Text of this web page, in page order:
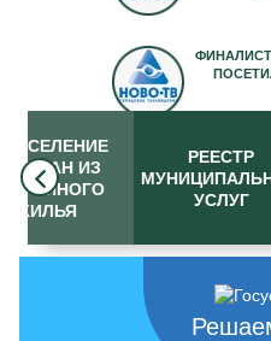
ИЗ
ЖИЛЬЯ
РЕЕСТР
УСЛУГ
prev